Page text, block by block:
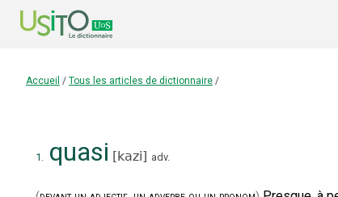
Accueil / Tous les articles de dictionnaire /
1. quasi [kazi] adv.